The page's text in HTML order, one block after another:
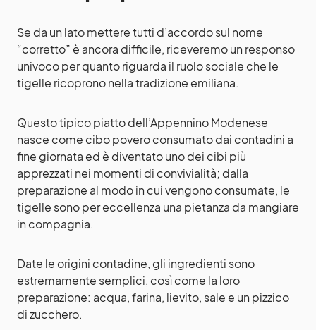
Se da un lato mettere tutti d’accordo sul nome
“corretto” è ancora difficile, riceveremo un responso
univoco per quanto riguarda il ruolo sociale che le
tigelle ricoprono nella tradizione emiliana.
Questo tipico piatto dell’Appennino Modenese
nasce come cibo povero consumato dai contadini a
fine giornata ed è diventato uno dei cibi più
apprezzati nei momenti di convivialità; dalla
preparazione al modo in cui vengono consumate, le
tigelle sono per eccellenza una pietanza da mangiare
in compagnia.
Date le origini contadine, gli ingredienti sono
estremamente semplici, così come la loro
preparazione: acqua, farina, lievito, sale e un pizzico
di zucchero.